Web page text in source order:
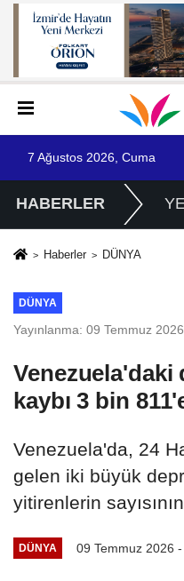
7 Ağustos 2026, Cuma
HABERLER
Haberler DÜNYA
DÜNYA
Yayınlanma: 09 Temmuz
Venezuela'daki
kaybı 3 bin
Venezuela'da, 24
gelen iki büyük
yitirenlerin
DÜNYA 09 Temmuz 2026